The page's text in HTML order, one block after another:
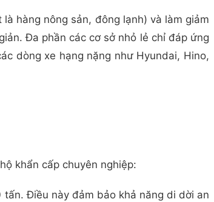
hàng nông sản, đông lạnh) và làm giảm
Đa phần các cơ sở nhỏ lẻ chỉ đáp ứng
dòng xe hạng nặng như Hyundai, Hino,
khẩn cấp chuyên nghiệp:
Điều này đảm bảo khả năng di dời an